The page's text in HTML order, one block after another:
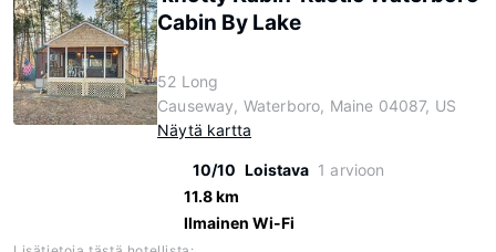
Cabin By Lake
52 Long
Causeway, Waterboro, Maine 04087, US
Näytä kartta
10/10 Loistava 1 arvioon
11.8 km
Ilmainen Wi-Fi